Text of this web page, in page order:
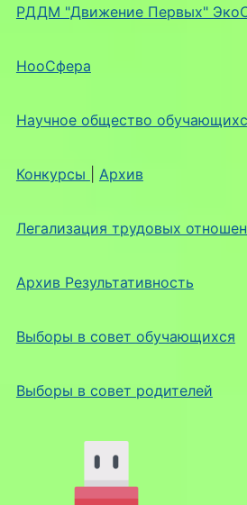
РДДМ "Движение Первых"
НооСфера
Научное общество
Конкурсы Архив
Легализация трудовых
Архив Результативность
Выборы в совет обучающихся
Выборы в совет родителей